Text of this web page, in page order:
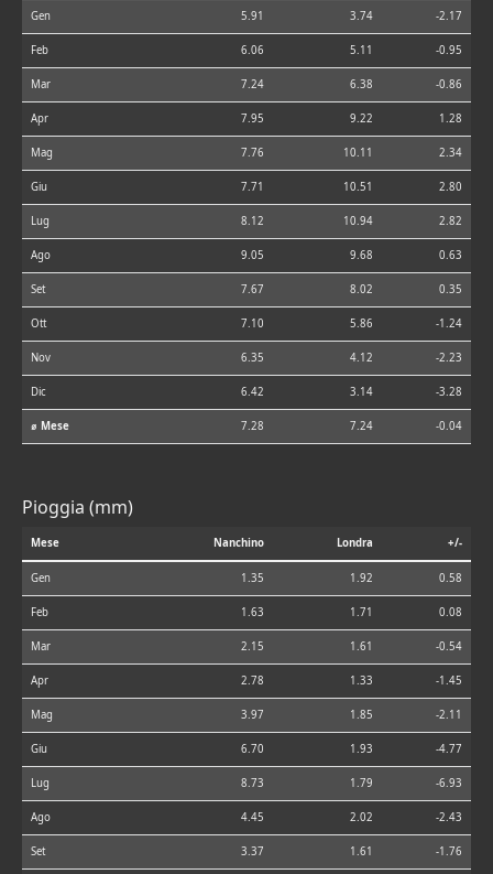
Gen 5.91 3.74 -2.17
Feb 6.06 5.11 -0.95
Mar 7.24 6.38 -0.86
Apr 7.95 9.22 1.28
Mag 7.76 10.11 2.34
Giu 7.71 10.51 2.80
Lug 8.12 10.94 2.82
Ago 9.05 9.68 0.63
Set 7.67 8.02 0.35
Ott 7.10 5.86 -1.24
Nov 6.35 4.12 -2.23
Dic 6.42 3.14 -3.28
⌀ Mese 7.28 7.24 -0.04
Pioggia (mm)
Mese Nanchino Londra +/-
Gen 1.35 1.92 0.58
Feb 1.63 1.71 0.08
Mar 2.15 1.61 -0.54
Apr 2.78 1.33 -1.45
Mag 3.97 1.85 -2.11
Giu 6.70 1.93 -4.77
Lug 8.73 1.79 -6.93
Ago 4.45 2.02 -2.43
Set 3.37 1.61 -1.76